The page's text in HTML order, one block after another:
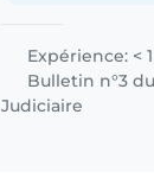
Expérience: <
Bulletin n°3
Judiciaire